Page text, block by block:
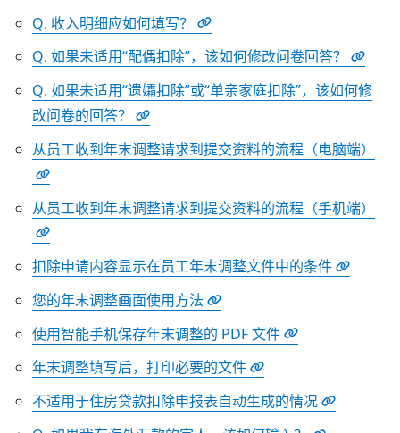
Q. 收入明细应如何填写？
Q. 如果未适用“配偶扣除”，该如何修改问卷回答？
Q. 如果未适用“遗孀扣除”或“单亲家庭扣除”，该如何修
改问卷的回答？
从员工收到年末调整请求到提交资料的流程（电脑端）
从员工收到年末调整请求到提交资料的流程（手机端）
扣除申请内容显示在员工年末调整文件中的条件
您的年末调整画面使用方法
使用智能手机保存年末调整的 PDF 文件
年末调整填写后，打印必要的文件
不适用于住房贷款扣除申报表自动生成的情况